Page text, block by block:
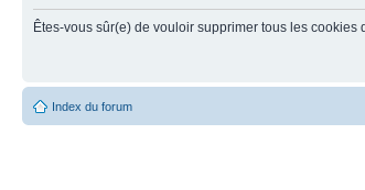
Êtes-vous sûr(e) de vouloir supprimer tous les cookies
Index du forum